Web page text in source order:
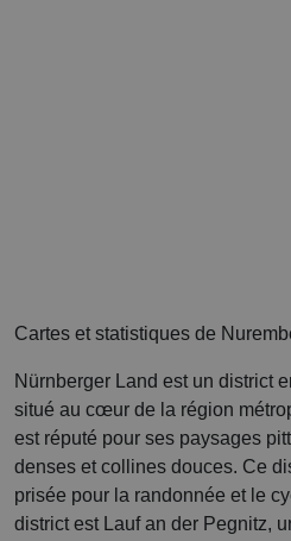
Cartes et statistiques de
Nürnberger Land est un district
situé au cœur de la région
est réputé pour ses paysages
denses et collines douces. Ce
prisée pour la randonnée et le
district est Lauf an der Pegnitz,